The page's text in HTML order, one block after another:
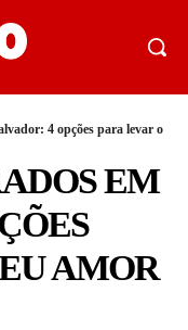
4 opções para levar o
EM
AMOR